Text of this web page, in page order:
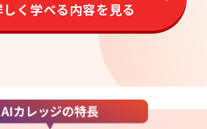
しく学べる内容を見る